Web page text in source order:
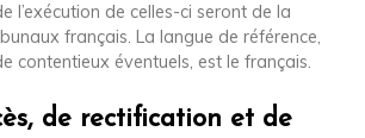
l’exécution de celles-ci seront de la
français. La langue de référence,
contentieux éventuels, est le français.
de rectification et de